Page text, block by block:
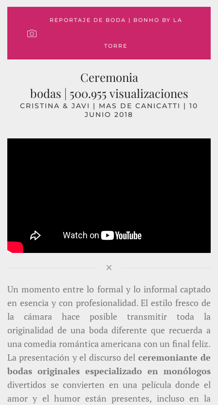
REPORTAJE DE BODA | BONHO BY LA
TORRE
Ceremonia
bodas | 500.955 visualizaciones
CRISTINA & JAVI | MAS DE CANICATTI | 10
JUNIO 2018
Un momento entre lo formal y lo informal captado
en esencia y con profesionalidad. El estilo fresco de
la cámara hace posible transmitir toda la
originalidad de una boda diferente que recuerda a
una comedia romántica americana con un final feliz.
La presentación y el discurso del ceremoniante de
bodas originales especializado en monólogos
divertidos se convierten en una película donde el
amor y el humor están presentes, incluso en la